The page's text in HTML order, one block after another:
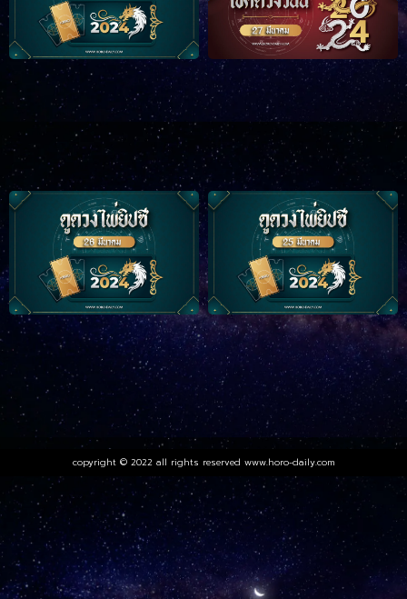
copyright © 2022 all rights reserved www.horo-daily.com